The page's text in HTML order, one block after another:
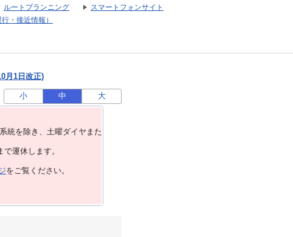
ルートプランニング
スマートフォンサイト
・接近情報）
月1日改正)
小 中 大
統を除き、⼟曜ダイヤまた
運休します。
をご覧ください。